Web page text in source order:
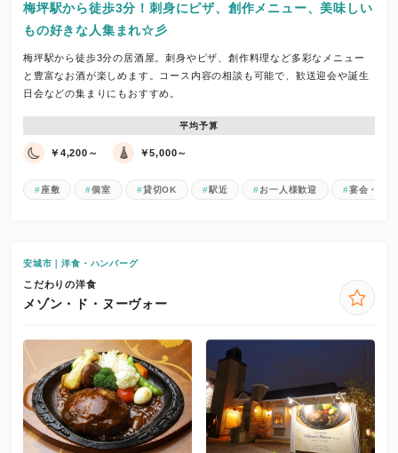
梅坪駅から徒歩3分！刺身にピザ、創作メニュー、美味しい
もの好きな人集まれ☆彡
梅坪駅から徒歩3分の居酒屋。刺身やピザ、創作料理など多彩なメニュー
と豊富なお酒が楽しめます。コース内容の相談も可能で、歓送迎会や誕生
日会などの集まりにもおすすめ。
平均予算
￥4,200～ ￥5,000～
座敷 個室 貸切OK 駅近 お一人様歓迎 宴会・パ
安城市｜洋食・ハンバーグ
こだわりの洋食
メゾン・ド・ヌーヴォー